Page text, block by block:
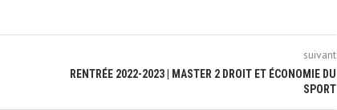
suivant
RENTRÉE 2022-2023 | MASTER 2 DROIT ET ÉCONOMIE DU
SPORT